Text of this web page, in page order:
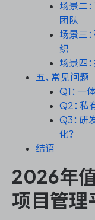
ASPICE 研发管理
ONES 资讯
场景二
团队
场景三
织
场景四
五、常见问题
Q1：一
Q2：私
Q3：研
化？
结语
2026年
项目管理